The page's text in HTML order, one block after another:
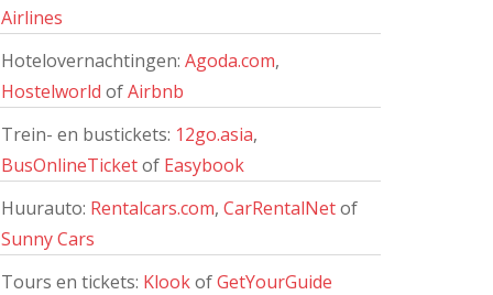
Airlines
Hotelovernachtingen: Agoda.com,
Hostelworld ofAirbnb
Trein- en bustickets: 12go.asia,
BusOnlineTicketof Easybook
Huurauto: Rentalcars.com, CarRentalNetof
Sunny Cars
Tours en tickets: KlookofGetYourGuide